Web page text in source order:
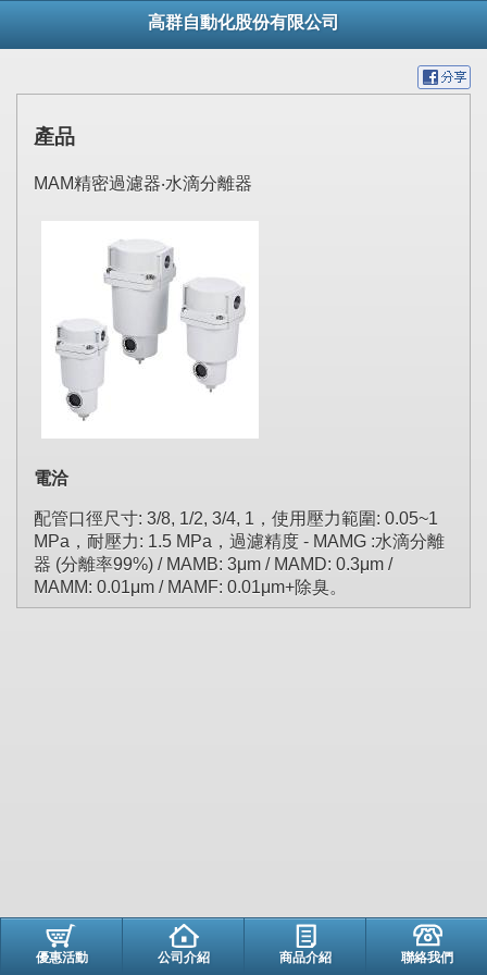
高群自動化股份有限公司
產品
MAM精密過濾器‧水滴分離器
電洽
配管口徑尺寸: 3/8, 1/2, 3/4, 1，使用壓力範圍: 0.05~1
MPa，耐壓力: 1.5 MPa，過濾精度 - MAMG :水滴分離
器 (分離率99%) / MAMB: 3μm / MAMD: 0.3μm /
MAMM: 0.01μm / MAMF: 0.01μm+除臭。
優惠活動 公司介紹 商品介紹 聯絡我們